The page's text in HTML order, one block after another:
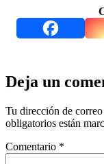
Deja un
Tu dirección de
obligatorios están
Comentario *